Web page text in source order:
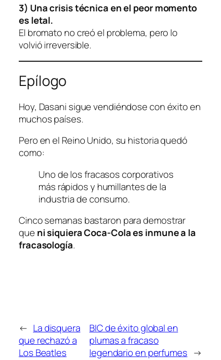
3) Una crisis técnica en el peor momento
es letal.
El bromato no creó el problema, pero lo
volvió irreversible.
Epílogo
Hoy, Dasani sigue vendiéndose con éxito en
muchos países.
Pero en el Reino Unido, su historia quedó
como:
Uno de los fracasos corporativos
más rápidos y humillantes de la
industria de consumo.
Cinco semanas bastaron para demostrar
que ni siquiera Coca-Cola es inmune a la
fracasología.
← La disquera
que rechazó a
Los Beatles
BIC de éxito global en
plumas a fracaso
legendario en perfumes →